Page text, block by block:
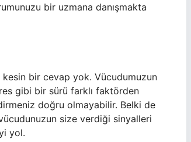
bir uzmana danışmakta
bir cevap yok. Vücudumuzun
gibi bir sürü farklı faktörden
doğru olmayabilir. Belki de
size verdiği sinyalleri
yol.